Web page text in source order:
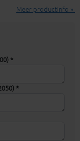
Meer productinfo »
*
*